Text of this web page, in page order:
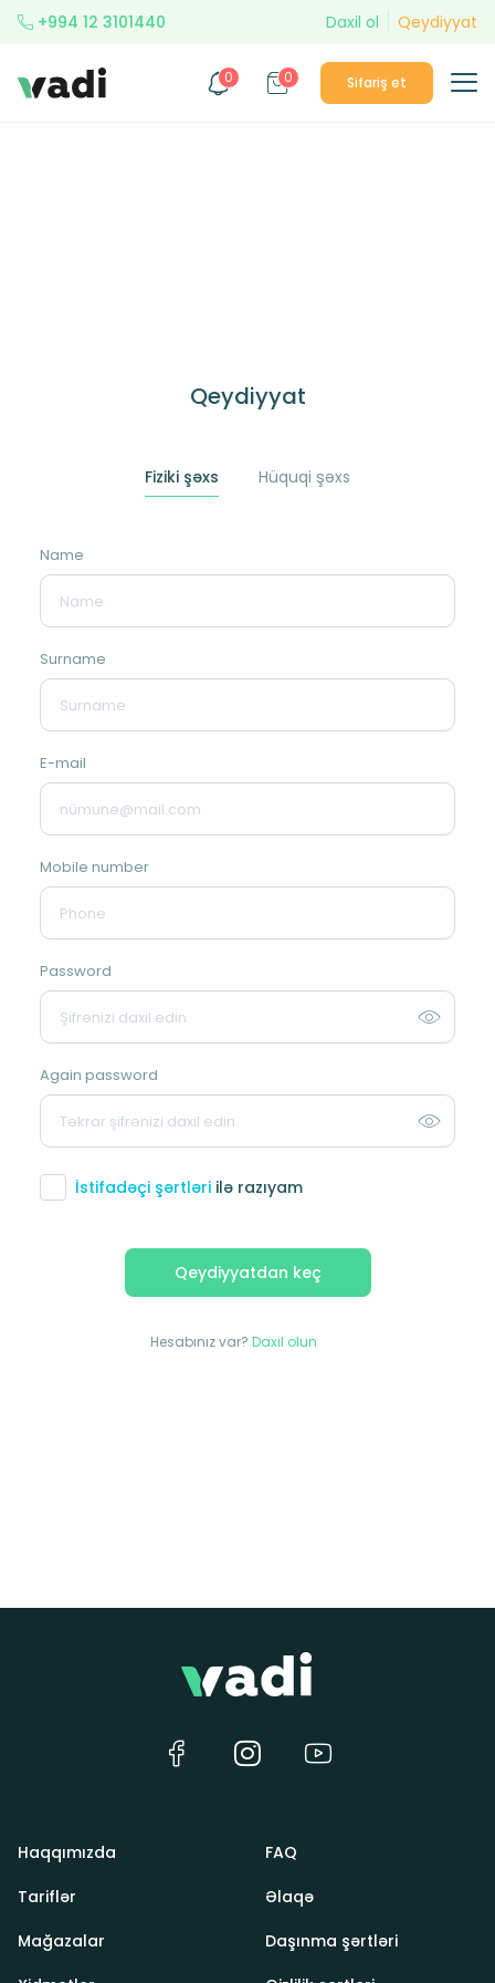
+994 12 3101440 Daxil ol Qeydiyyat
0 0 Sifariş et
Qeydiyyat
Fiziki şəxs Hüquqi şəxs
Name
Surname
E-mail
Mobile number
Password
Again password
İstifadəçi şərtləri ilə razıyam
Qeydiyyatdan keç
Hesabınız var? Daxil olun
Haqqımızda
Tariflər
Mağazalar
FAQ
Əlaqə
Daşınma şərtləri